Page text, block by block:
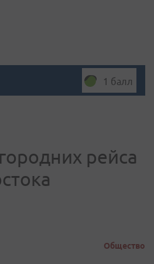
1 балл
рейса
Общество